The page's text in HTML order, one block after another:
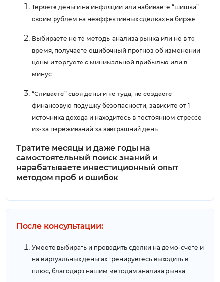
Теряете деньги на инфляции или набиваете “шишки”
своим рублем на неэффективных сделках на бирже
Выбираете не те методы анализа рынка или не в то
время, получаете ошибочный прогноз об изменении
цены и торгуете с минимальной прибылью или в
минус
“Сливаете” свои деньги не туда, не создаете
финансовую подушку безопасности, зависите от 1
источника дохода и находитесь в постоянном стрессе
из-за переживаний за завтрашний день
Тратите месяцы и даже годы на
самостоятельный поиск знаний и
нарабатываете инвестиционный опыт
методом проб и ошибок
После консультации:
Умеете выбирать и проводить сделки на демо-счете и
на виртуальных деньгах тренируетесь выходить в
плюс, благодаря нашим методам анализа рынка